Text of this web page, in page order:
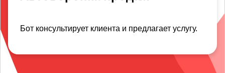
Бот консультирует клиента и предлагает услугу.